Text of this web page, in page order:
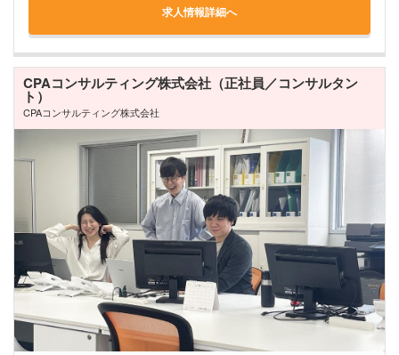
求人情報詳細へ
CPAコンサルティング株式会社（正社員／コンサルタン
ト）
CPAコンサルティング株式会社